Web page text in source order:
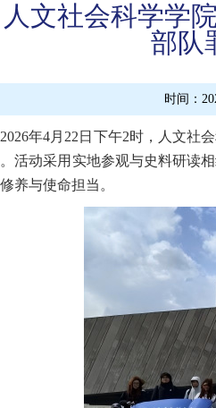
人文社会科学学
部队
时间：
2026年4月 22 日下午2时，人文社
。活动采用实地参观与史料研读
养与使命担当。